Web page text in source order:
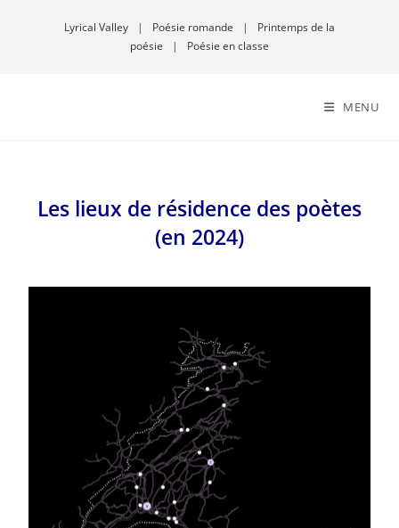
Lyrical Valley | Poésie romande |
Printemps de la
poésie
| Poésie en classe
MENU
Les lieux de résidence des poètes
(en 2024)